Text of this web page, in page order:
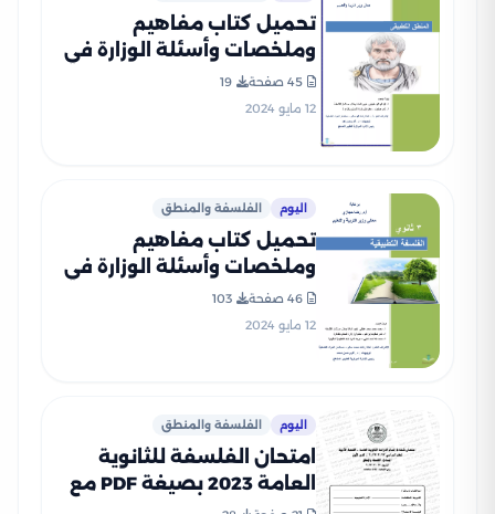
تحميل كتاب مفاهيم
وملخصات وأسئلة الوزارة في
المنطق للصف الثالث الثانوي
PDF بالاجابات
45 صفحة
19
12 مايو 2024
اليوم الفلسفة والمنطق
تحميل كتاب مفاهيم
وملخصات وأسئلة الوزارة في
الفلسفة للصف الثالث
الثانوي PDF بالاجابات
46 صفحة
103
12 مايو 2024
اليوم الفلسفة والمنطق
امتحان الفلسفة للثانوية
العامة 2023 بصيغة PDF مع